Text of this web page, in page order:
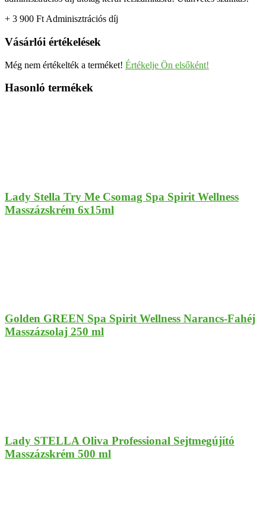
+ 3 900 Ft Adminisztrációs díj
Vásárlói értékelések
Még nem értékelték a terméket! Értékelje Ön elsőként!
Hasonló termékek
Lady Stella Try Me Csomag Spa Spirit Wellness
Masszázskrém 6x15ml
Golden GREEN Spa Spirit Wellness Narancs-Fahéj
Masszázsolaj 250 ml
Lady STELLA Oliva Professional Sejtmegújító
Masszázskrém 500 ml